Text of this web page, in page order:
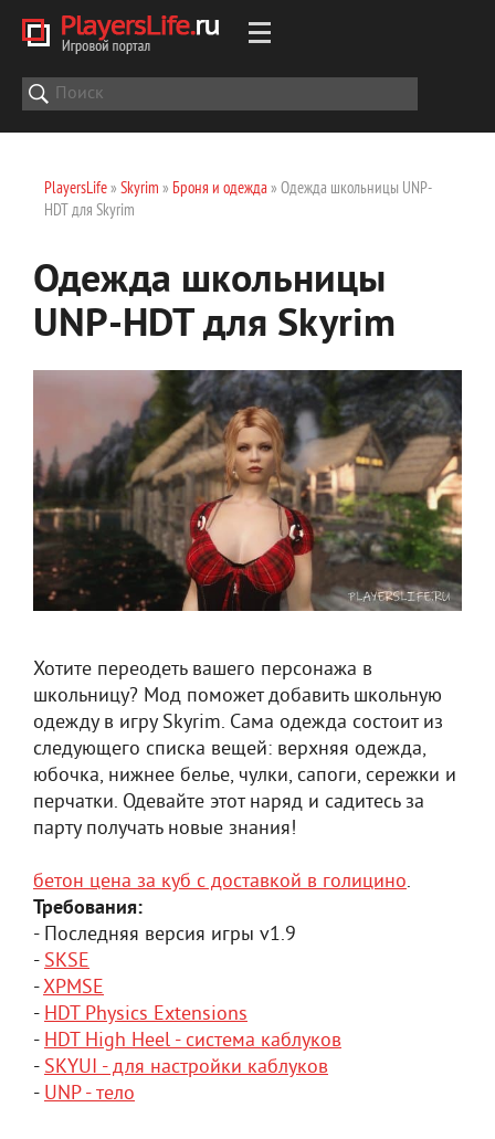
PlayersLife» Skyrim » Броня и одежда» Одежда школьницы UNP-
HDT для Skyrim
Одежда школьницы
UNP-HDT для Skyrim
Хотите переодеть вашего персонажа в
школьницу? Мод поможет добавить школьную
одежду в игру Skyrim. Сама одежда состоит из
следующего списка вещей: верхняя одежда,
юбочка, нижнее белье, чулки, сапоги, сережки и
перчатки. Одевайте этот наряд и садитесь за
парту получать новые знания!
бетон цена за куб с доставкой в голицино.
Требования:
- Последняя версия игры v1.9
-SKSE
-XPMSE
-HDT Physics Extensions
-HDT High Heel - система каблуков
-SKYUI - для настройки каблуков
-UNP - тело